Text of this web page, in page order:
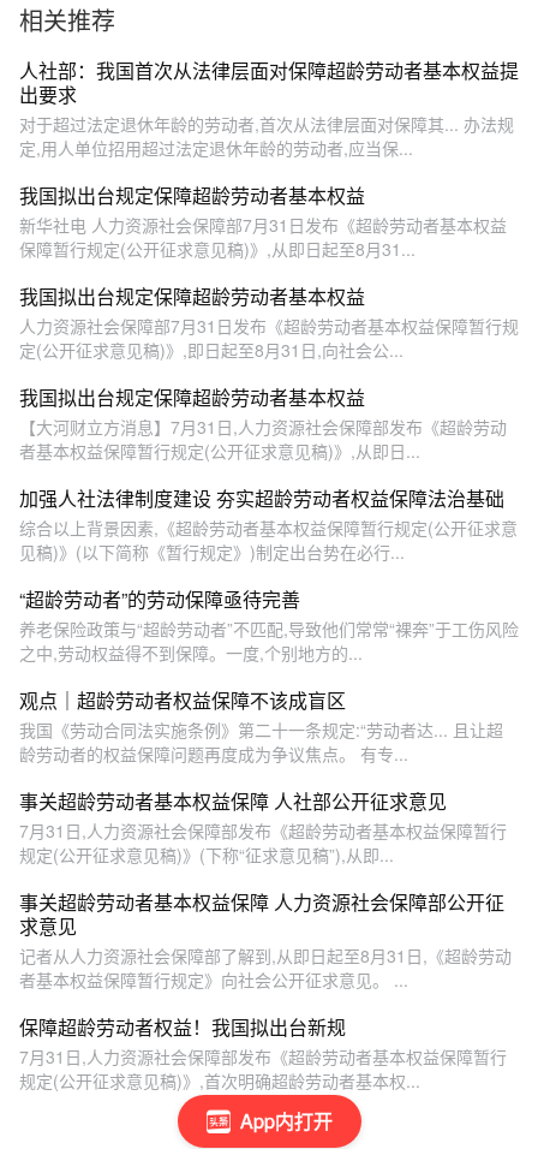
App内打开
相关推荐
人社部：我国首次从法律层面对保障超龄劳动者基本权益提
出要求
对于超过法定退休年龄的劳动者,首次从法律层面对保障其... 办法规
定,用人单位招用超过法定退休年龄的劳动者,应当保...
我国拟出台规定保障超龄劳动者基本权益
新华社电 人力资源社会保障部7月31日发布《超龄劳动者基本权益
保障暂行规定(公开征求意见稿)》,从即日起至8月31...
我国拟出台规定保障超龄劳动者基本权益
人力资源社会保障部7月31日发布《超龄劳动者基本权益保障暂行规
定(公开征求意见稿)》,即日起至8月31日,向社会公...
我国拟出台规定保障超龄劳动者基本权益
【大河财立方消息】7月31日,人力资源社会保障部发布《超龄劳动
者基本权益保障暂行规定(公开征求意见稿)》,从即日...
加强人社法律制度建设 夯实超龄劳动者权益保障法治基础
综合以上背景因素,《超龄劳动者基本权益保障暂行规定(公开征求意
见稿)》(以下简称《暂行规定》)制定出台势在必行...
“超龄劳动者”的劳动保障亟待完善
养老保险政策与“超龄劳动者”不匹配,导致他们常常“裸奔”于工伤风险
之中,劳动权益得不到保障。一度,个别地方的...
观点｜超龄劳动者权益保障不该成盲区
我国《劳动合同法实施条例》第二十一条规定:“劳动者达... 且让超
龄劳动者的权益保障问题再度成为争议焦点。 有专...
事关超龄劳动者基本权益保障 人社部公开征求意见
7月31日,人力资源社会保障部发布《超龄劳动者基本权益保障暂行
规定(公开征求意见稿)》(下称“征求意见稿”),从即...
事关超龄劳动者基本权益保障 人力资源社会保障部公开征
求意见
记者从人力资源社会保障部了解到,从即日起至8月31日,《超龄劳动
者基本权益保障暂行规定》向社会公开征求意见。 ...
保障超龄劳动者权益！我国拟出台新规
7月31日,人力资源社会保障部发布《超龄劳动者基本权益保障暂行
规定(公开征求意见稿)》,首次明确超龄劳动者基本权...